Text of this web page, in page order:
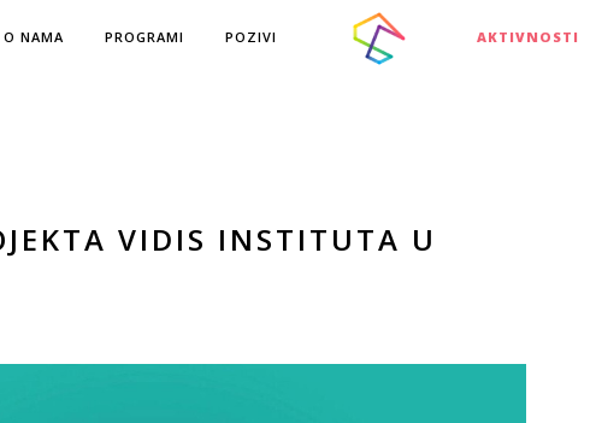
O NAMA PROGRAMI POZIVI AKTIVNOSTI
VIDIS INSTITUTA U